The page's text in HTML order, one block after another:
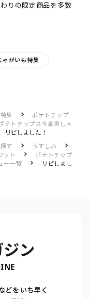
りの限定商品を多数
がいも特集
集
ポテトチップ
テトチップス今金男しゃ
リピしました！
す
うすしお
ット
ポテトチップ
ー一覧
リピしまし
ン
どをいち早く